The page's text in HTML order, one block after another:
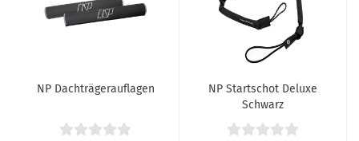
NP Dachträgerauflagen
NP Startschot Deluxe
Schwarz